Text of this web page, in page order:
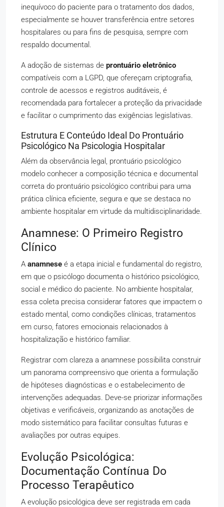
inequívoco do paciente para o tratamento dos dados,
especialmente se houver transferência entre setores
hospitalares ou para fins de pesquisa, sempre com
respaldo documental.
A adoção de sistemas de prontuário eletrônico
compatíveis com a LGPD, que ofereçam criptografia,
controle de acessos e registros auditáveis, é
recomendada para fortalecer a proteção da privacidade
e facilitar o cumprimento das exigências legislativas.
Estrutura E Conteúdo Ideal Do Prontuário
Psicológico Na Psicologia Hospitalar
Além da observância legal, prontuário psicológico
modelo conhecer a composição técnica e documental
correta do prontuário psicológico contribui para uma
prática clínica eficiente, segura e que se destaca no
ambiente hospitalar em virtude da multidisciplinaridade.
Anamnese: O Primeiro Registro
Clínico
A anamnese é a etapa inicial e fundamental do registro,
em que o psicólogo documenta o histórico psicológico,
social e médico do paciente. No ambiente hospitalar,
essa coleta precisa considerar fatores que impactem o
estado mental, como condições clínicas, tratamentos
em curso, fatores emocionais relacionados à
hospitalização e histórico familiar.
Registrar com clareza a anamnese possibilita construir
um panorama compreensivo que orienta a formulação
de hipóteses diagnósticas e o estabelecimento de
intervenções adequadas. Deve-se priorizar informações
objetivas e verificáveis, organizando as anotações de
modo sistemático para facilitar consultas futuras e
avaliações por outras equipes.
Evolução Psicológica:
Documentação Contínua Do
Processo Terapêutico
A evolução psicológica deve ser registrada em cada